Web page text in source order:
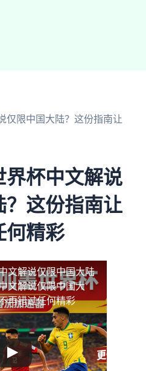
仅限中国大陆？这份指南让
界杯中文解说
？这份指南让
何精彩
文解说仅限中国大陆
文解说仅限中国大
再错过任何精彩